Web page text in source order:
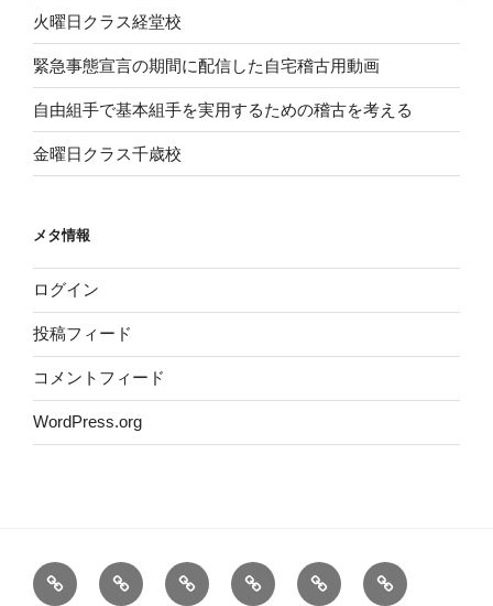
火曜日クラス経堂校
緊急事態宣言の期間に配信した自宅稽古用動画
自由組手で基本組手を実用するための稽古を考える
金曜日クラス千歳校
メタ情報
ログイン
投稿フィード
コメントフィード
WordPress.org
ホ
概
代
2026
道
お